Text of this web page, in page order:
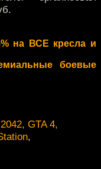
на ВСЕ кресла и
боевые
GTA 4,
,